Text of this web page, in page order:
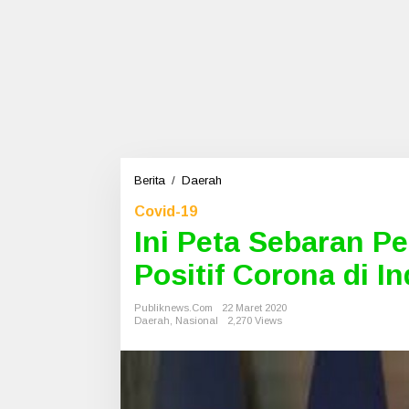
Berita / Daerah
e
t
S
a
Covid-19
Ini Peta Sebaran
Positif Corona di
Publiknews.com
22 Maret 2020
Daerah
Nasional 2,270 Views